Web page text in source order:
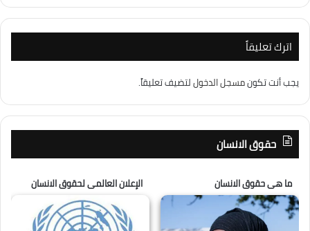
اترك تعليقاً
يجب أنت تكونمسجل الدخوللتضيف تعليقاً.
حقوق الانسان
ما هى حقوق الانسان الإعلان العالمى لحقوق الانسان